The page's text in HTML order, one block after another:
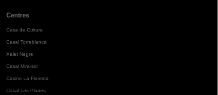
Centres
Casa de Cultura
Casal Torreblanca
Xalet Negre
Casal Mira-sol
Casino La Floresta
Casal Les Planes